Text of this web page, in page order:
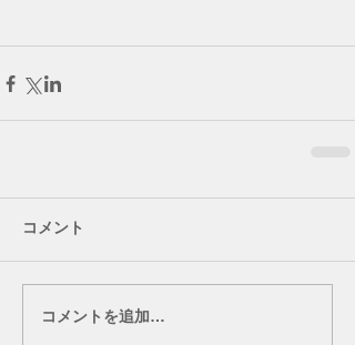
コメント
コメントを追加…